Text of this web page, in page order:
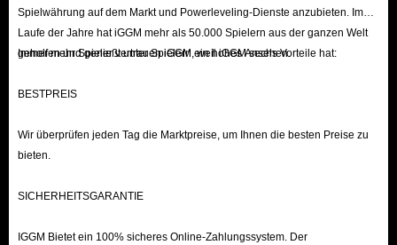
Spielwährung auf dem Markt und Powerleveling-Dienste anzubieten. Im
Laufe der Jahre hat iGGM mehr als 50.000 Spielern aus der ganzen Welt
geholfen und genießt unter Spielern ein hohes Ansehen.
Immer mehr Spieler vertrauen iGGM, weil iGGM sechs Vorteile hat:
BESTPREIS
Wir überprüfen jeden Tag die Marktpreise, um Ihnen die besten Preise zu
bieten.
SICHERHEITSGARANTIE
IGGM Bietet ein 100% sicheres Online-Zahlungssystem. Der